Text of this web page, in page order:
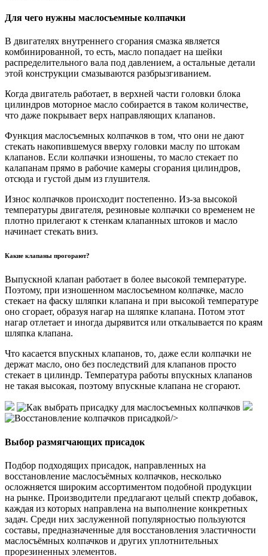
Для чего нужны маслосъемные колпачки
В двигателях внутреннего сгорания смазка является
комбинированной, то есть, масло попадает на шейки
распределительного вала под давлением, а остальные детали
этой конструкции смазываются разбрызгиванием.
Когда двигатель работает, в верхней части головки блока
цилиндров моторное масло собирается в таком количестве,
что даже покрывает верх направляющих клапанов.
Функция маслосъемных колпачков в том, что они не дают
стекать накопившемуся вверху головки маслу по штокам
клапанов. Если колпачки изношены, то масло стекает по
калапанам прямо в рабочие камеры сгорания цилиндров,
отсюда и густой дым из глушителя.
Износ колпачков происходит постепенно. Из-за высокой
температуры двигателя, резиновые колпачки со временем не
плотно прилегают к стенкам клапанных штоков и масло
начинает стекать вниз.
Какие клапаны прогорают?
Выпускной клапан работает в более высокой температуре.
Поэтому, при изношенном маслосъемном колпачке, масло
стекает на фаску шляпки клапана и при высокой температуре
оно сгорает, образуя нагар на шляпке клапана. Потом этот
нагар отлетает и иногда дырявится или откалывается по краям
шляпка клапана.
Что касается впускных клапанов, то, даже если колпачки не
держат масло, оно без последствий для клапанов просто
стекает в цилиндр. Температура работы впускных клапанов
не такая высокая, поэтому впускные клапана не сгорают.
/>
Выбор размягчающих присадок
Подбор подходящих присадок, направленных на
восстановление маслосъёмных колпачков, несколько
осложняется широким ассортиментом подобной продукции
на рынке. Производители предлагают целый спектр добавок,
каждая из которых направлена на выполнение конкретных
задач. Среди них заслуженной популярностью пользуются
составы, предназначенные для восстановления эластичности
маслосъёмных колпачков и других уплотнительных
прорезиненных элементов.